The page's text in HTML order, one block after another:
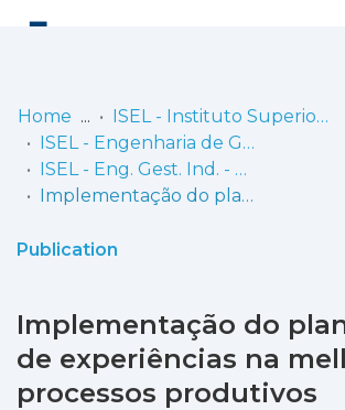
Communities
& Collections
Statistics
Home
ISEL - Instituto Superior de Engenharia de Lisboa
ISEL - Engenharia de Gestão Industrial
ISEL - Eng. Gest. Ind. - Dissertações de Mestrado
Implementação do planeamento de experiências na melhoria de processos produtivos
Publication
Implementação do
de experiências na
processos produtivos